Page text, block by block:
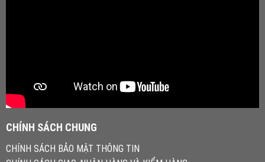
CHÍNH SÁCH CHUNG
CHÍNH SÁCH BẢO MẬT THÔNG TIN